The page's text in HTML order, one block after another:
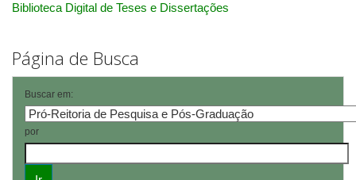
Biblioteca Digital de Teses e Dissertações
Página de Busca
Buscar em:
por